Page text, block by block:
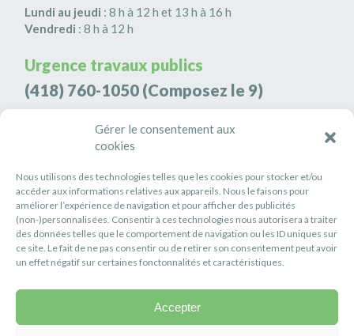
Gérer le consentement aux
cookies
Nous utilisons des technologies telles que les cookies pour stocker et/ou
accéder aux informations relatives aux appareils. Nous le faisons pour
améliorer l’expérience de navigation et pour afficher des publicités
(non-)personnalisées. Consentir à ces technologies nous autorisera à traiter
des données telles que le comportement de navigation ou les ID uniques sur
ce site. Le fait de ne pas consentir ou de retirer son consentement peut avoir
un effet négatif sur certaines fonctonnalités et caractéristiques.
Accepter
Lundi au jeudi : 8 h à 12 h et 13 h à 16 h
Vendredi : 8 h à 12 h
Urgence travaux publics
(418) 760-1050 (Composez le 9)
Agence de sécurité S3K9
(418) 808-9566
#PETITERIVIÈRE
Suivez-nous
Politique de confidentialité
Réalisation :Axe Création